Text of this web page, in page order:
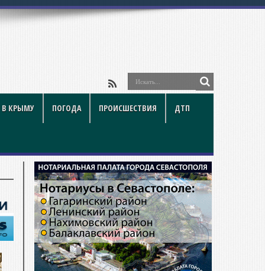
КРЫМУ ПОГОДА ПРОИСШЕСТВИЯ ДТП